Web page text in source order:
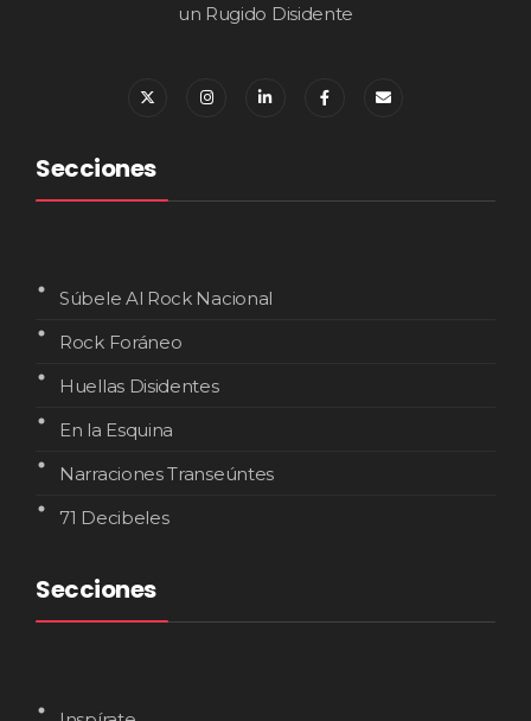
un Rugido Disidente
Secciones
Súbele Al Rock Nacional
Rock Foráneo
Huellas Disidentes
En la Esquina
Narraciones Transeúntes
71 Decibeles
Secciones